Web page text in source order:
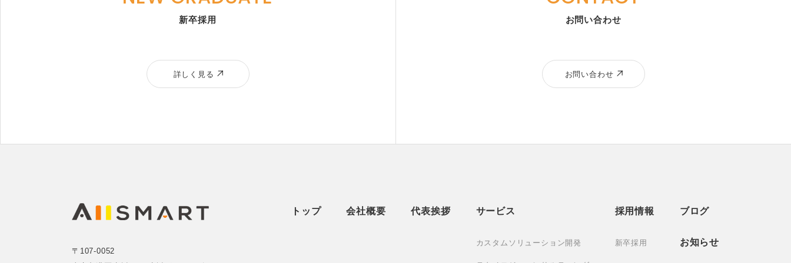
新卒採用
詳しく見る
お問い合わせ
お問い合わせ
〒107-0052
トップ 会社概要 代表挨拶 サービス
カスタムソリューション開発
採用情報
新卒採用
ブログ
お知らせ